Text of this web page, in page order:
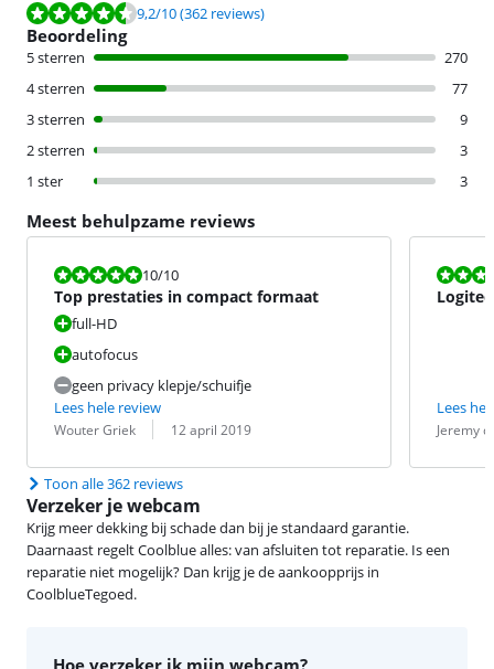
Beoordeling is 9,2 van de 10, gebaseerd op 362 reviews.
9,2/10(362 reviews)
Beoordeling
5 sterren
270
4 sterren
77
3 sterren
9
2 sterren
3
1 ster
3
Meest behulpzame reviews
Beoordeling is 10 van de 10.
10/10
Top prestaties in compact formaat
full-HD
autofocus
geen privacy klepje/schuifje
Lees hele review
Beoordeling door:
Wouter Griek
Datum: 12 april 2019
Lees
Jeremy
Datum:
Toon alle 362 reviews
Verzeker je webcam
Krijg meer dekking bij schade dan bij je standaard garantie.
Daarnaast regelt Coolblue alles: van afsluiten tot reparatie. Is een
reparatie niet mogelijk? Dan krijg je de aankoopprijs in
CoolblueTegoed.
Hoe verzeker ik mijn webcam?